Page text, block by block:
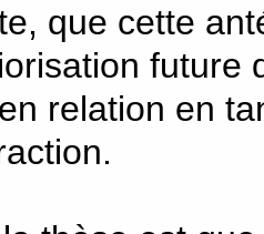
que cette
future
relation en